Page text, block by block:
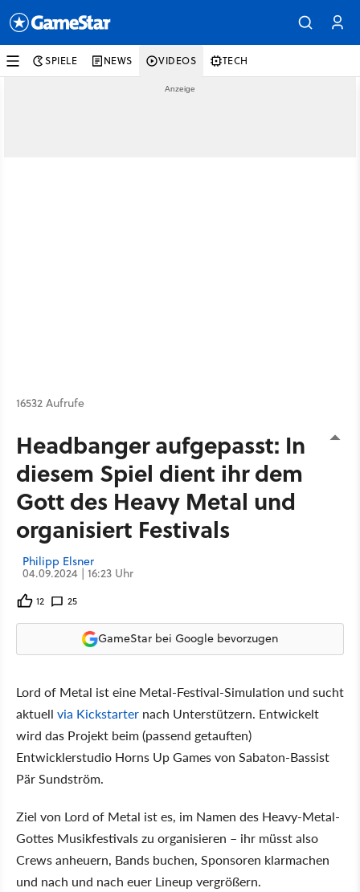
SPIELE NEWS VIDEOS TECH
16532 Aufrufe
Headbanger aufgepasst: In
diesem Spiel dient ihr dem
Gott des Heavy Metal und
organisiert Festivals
Philipp Elsner
04.09.2024 | 16:23 Uhr
12 25
GameStar bei Google bevorzugen
Lord of Metal ist eine Metal-Festival-Simulation und sucht
aktuell via Kickstarter nach Unterstützern. Entwickelt
wird das Projekt beim (passend getauften)
Entwicklerstudio Horns Up Games von Sabaton-Bassist
Pär Sundström.
Ziel von Lord of Metal ist es, im Namen des Heavy-Metal-
Gottes Musikfestivals zu organisieren – ihr müsst also
Crews anheuern, Bands buchen, Sponsoren klarmachen
und nach und nach euer Lineup vergrößern.